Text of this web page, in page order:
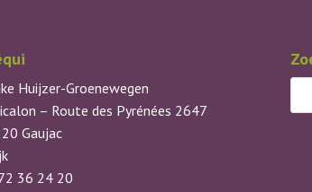
Huijzer-Groenewegen
– Route des Pyrénées 2647
Gaujac
36 24 20